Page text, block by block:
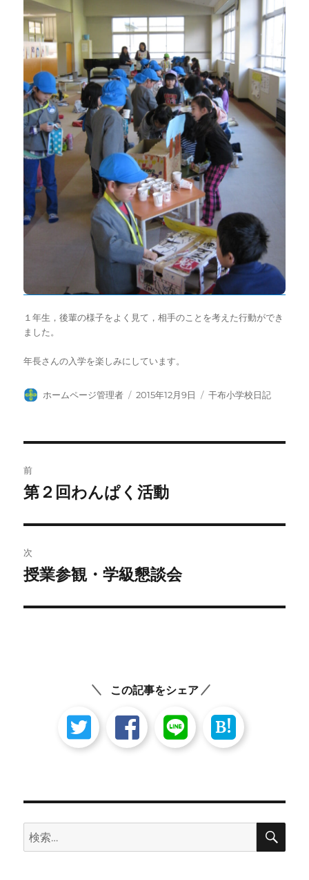
１年生，後輩の様子をよく見て，相手のことを考えた行動ができ
ました。
年長さんの入学を楽しみにしています。
投
ホームページ管理者
投
2015年12月9日
カ
干布小学校日記
稿
ビ
ゲ
ー
前
前
投
稿:
第２回わんぱく活動
次
次
投
授業参観・学級懇談会
この記事をシェア
B!
検
索:
検